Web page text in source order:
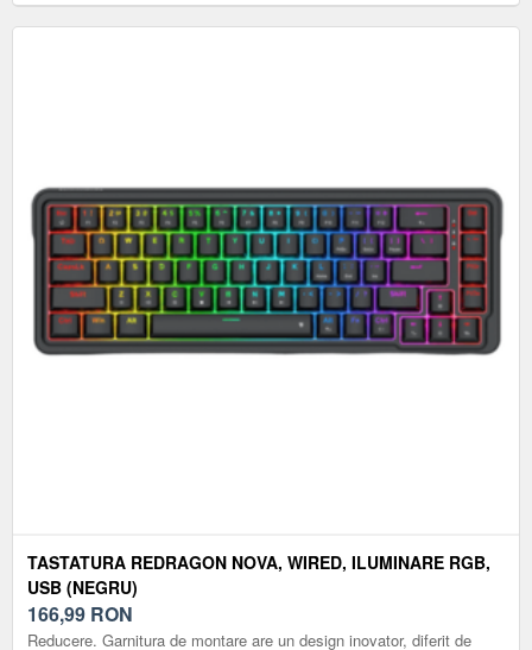
TASTATURA REDRAGON NOVA, WIRED, ILUMINARE RGB,
USB (NEGRU)
166,99 RON
Reducere. Garnitura de montare are un design inovator, diferit de